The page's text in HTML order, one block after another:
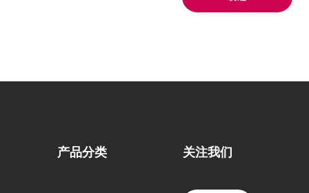
产品分类 关注我们